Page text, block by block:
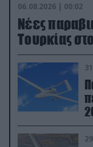
06.08.2026 | 00:02
Νέες
Τουρκίας